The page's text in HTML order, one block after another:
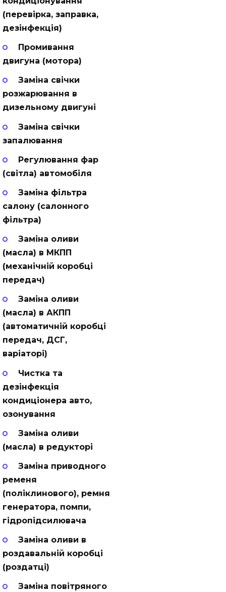
(перевірка, заправка,
дезінфекція)
Промивання
двигуна (мотора)
Заміна свічки
розжарювання в
дизельному двигуні
Заміна свічки
запалювання
Регулювання фар
(світла) автомобіля
Заміна фільтра
салону (салонного
фільтра)
Заміна оливи
(масла) в МКПП
(механічній коробці
передач)
Заміна оливи
(масла) в АКПП
(автоматичній коробці
передач, ДСГ,
варіаторі)
Чистка та
дезінфекція
кондиціонера авто,
озонування
Заміна оливи
(масла) в редукторі
Заміна приводного
ременя
(поліклинового), ремня
генератора, помпи,
гідропідсилювача
Заміна оливи в
роздавальній коробці
(роздатці)
Заміна повітряного